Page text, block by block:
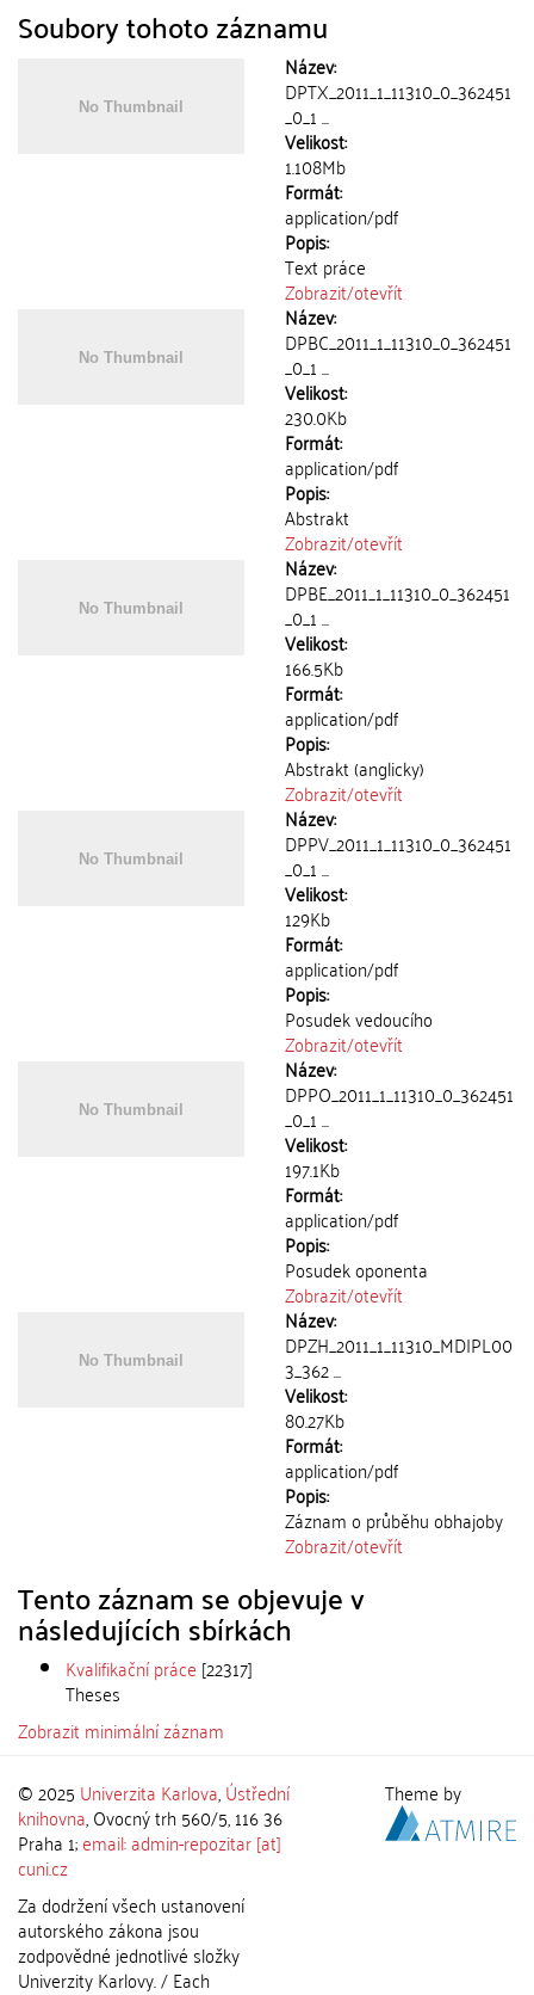
Soubory tohoto záznamu
Název:
DPTX_2011_1_11310_0_362451
_0_1 ...
Velikost:
1.108Mb
Formát:
application/pdf
Popis:
Text práce
Zobrazit/otevřít
Název:
DPBC_2011_1_11310_0_362451
_0_1 ...
Velikost:
230.0Kb
Formát:
application/pdf
Popis:
Abstrakt
Zobrazit/otevřít
Název:
DPBE_2011_1_11310_0_362451
_0_1 ...
Velikost:
166.5Kb
Formát:
application/pdf
Popis:
Abstrakt (anglicky)
Zobrazit/otevřít
Název:
DPPV_2011_1_11310_0_362451
_0_1 ...
Velikost:
129Kb
Formát:
application/pdf
Popis:
Posudek vedoucího
Zobrazit/otevřít
Název:
DPPO_2011_1_11310_0_362451
_0_1 ...
Velikost:
197.1Kb
Formát:
application/pdf
Popis:
Posudek oponenta
Zobrazit/otevřít
Název:
DPZH_2011_1_11310_MDIPL00
3_362 ...
Velikost:
80.27Kb
Formát:
application/pdf
Popis:
Záznam o průběhu obhajoby
Zobrazit/otevřít
Tento záznam se objevuje v
následujících sbírkách
Kvalifikační práce [22317]
Theses
Zobrazit minimální záznam
© 2025 Univerzita Karlova,Ústřední
knihovna, Ovocný trh 560/5, 116 36
Praha 1;email: admin-repozitar [at]
cuni.cz
Za dodržení všech ustanovení
autorského zákona jsou
zodpovědné jednotlivé složky
Univerzity Karlovy. / Each
Theme by